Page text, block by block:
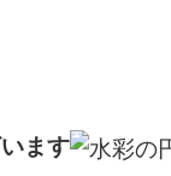
ます